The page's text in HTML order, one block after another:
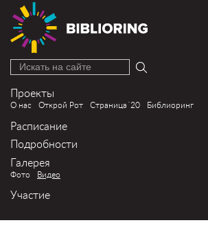
Искать на сайте
Проекты
О нас Открой Рот Страница´20 Библиоринг
Расписание
Подробности
Галерея
Фото Видео
Участие